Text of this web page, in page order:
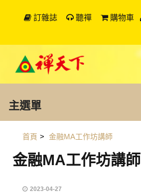
訂雜誌 聽禪 購物車
主選單
首頁 > 金融MA工作坊講師
金融MA工作坊講師
2023-04-27